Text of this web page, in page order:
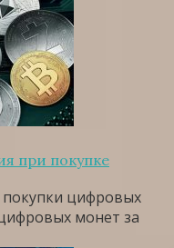
при покупке
покупки цифровых
монет за